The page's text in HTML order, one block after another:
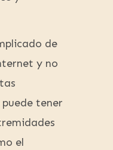
de
y no
tener
el